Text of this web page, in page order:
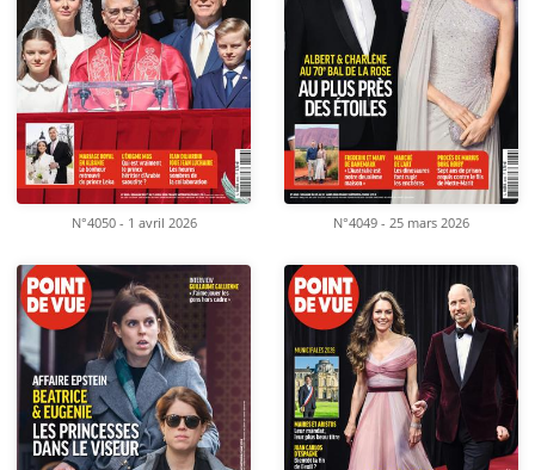
N°4050 - 1 avril 2026 N°4049 - 25 mars 2026